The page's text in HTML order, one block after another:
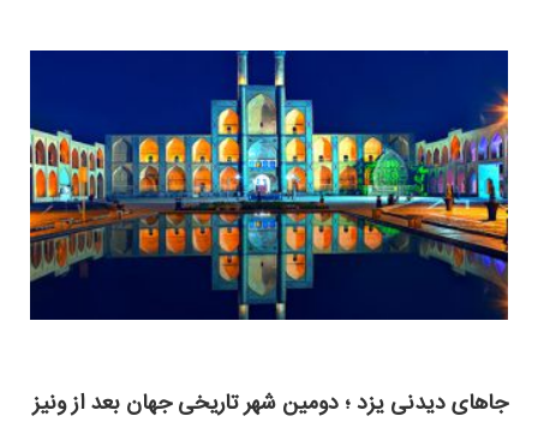
جاهای دیدنی یزد ؛ دومین شهر تاریخی جهان بعد از ونیز